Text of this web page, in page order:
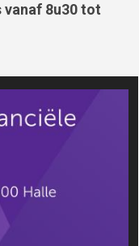
8u30 tot